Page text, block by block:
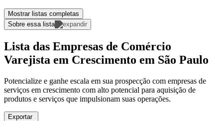
Mostrar listas completas
Sobre essa lista
Lista das Empresas de Comércio
Varejista em Crescimento em São Paulo
Potencialize e ganhe escala em sua prospecção com empresas de
serviços em crescimento com alto potencial para aquisição de
produtos e serviços que impulsionam suas operações.
Exportar